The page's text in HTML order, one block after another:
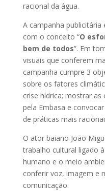
racional da água.
A campanha publicitária
com o conceito “O
bem de todos”. Em
visuais que conferem
campanha cumpre 3
sobre os fatores
crise hídrica; mostrar as
pela Embasa e
de práticas mais
O ator baiano João
trabalho cultural ligado
humano e o meio
conferir voz, imagem e
comunicação.